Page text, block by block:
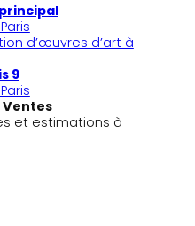
d’œuvres d’art à
9
Ventes
et estimations à